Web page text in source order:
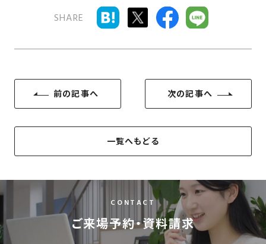
SHARE
前の記事へ 次の記事へ
一覧へもどる
CONTACT
ご来場予約・資料請求